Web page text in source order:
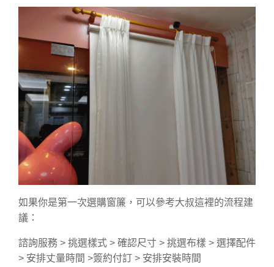
如果你是第一次選購窗簾，可以參考大叔這裡的流程建
議：
諮詢服務 > 挑選樣式 > 確認尺寸 > 挑選布樣 > 選擇配件
> 安排丈量時間 >簽約付訂 > 安排安裝時間